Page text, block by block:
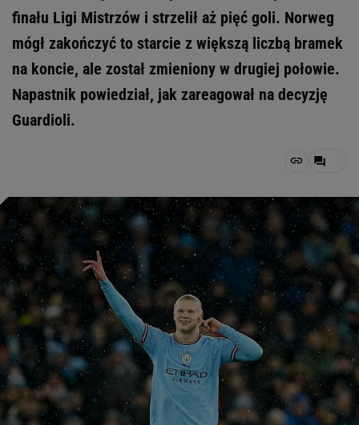
finału Ligi Mistrzów i strzelił aż pięć goli. Norweg
mógł zakończyć to starcie z większą liczbą bramek
na koncie, ale został zmieniony w drugiej połowie.
Napastnik powiedział, jak zareagował na decyzję
Guardioli.